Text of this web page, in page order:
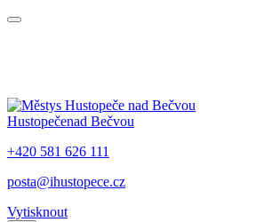
Hustopečenad Bečvou
+420 581 626 111
posta@ihustopece.cz
Vytisknout